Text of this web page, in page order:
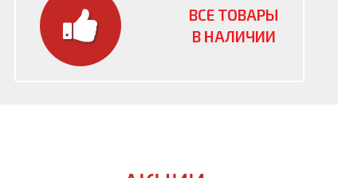
ВСЕ ТОВАРЫ
В НАЛИЧИИ